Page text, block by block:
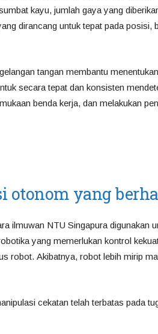
kayu, jumlah gaya yang
dirancang untuk tepat pada posisi,
tangan membantu
secara tepat dan konsisten
benda kerja, dan melakukan
otonom yang
ilmuwan NTU Singapura digunakan
yang memerlukan kontrol
robot. Akibatnya, robot lebih mirip
cekatan telah terbatas pada